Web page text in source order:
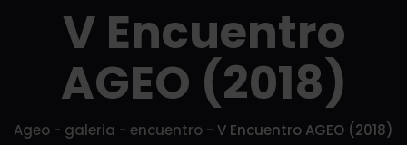
V Encuentro
AGEO (2018)
Ageo - galeria - encuentro - V Encuentro AGEO (2018)